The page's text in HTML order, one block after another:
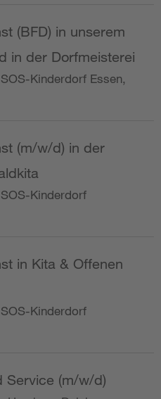
(BFD) in unserem
in der Dorfmeisterei
Kinderdorf Essen,
(m/w/d) in der
Kinderdorf
in Kita & Offenen
Kinderdorf
Service (m/w/d)